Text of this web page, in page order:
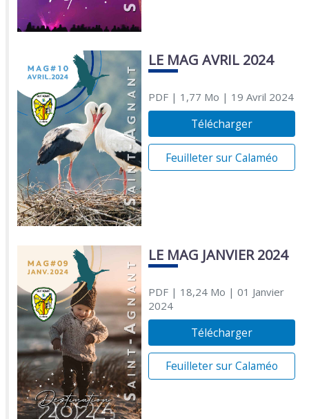
LE MAG AVRIL 2024
PDF| 1,77 Mo | 19 Avril 2024
Télécharger
Feuilleter sur Calaméo
LE MAG JANVIER 2024
PDF| 18,24 Mo | 01 Janvier
2024
Télécharger
Feuilleter sur Calaméo